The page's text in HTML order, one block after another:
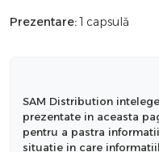
Prezentare:1 capsulă
SAM Distribution
prezentate in aceasta
pentru a pastra
situatie in care